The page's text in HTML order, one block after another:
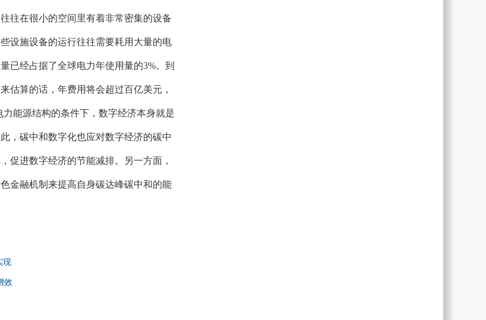
往在很小的空间里有着非常密集的设备
设施设备的运行往往需要耗用大量的电
已经占据了全球电力年使用量的3%。到
估算的话，年费用将会超过百亿美元，
能源结构的条件下，数字经济本身就是
，碳中和数字化也应对数字经济的碳中
促进数字经济的节能减排。另一方面，
金融机制来提高自身碳达峰碳中和的能
现
效